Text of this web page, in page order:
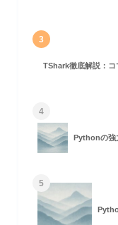
3
TShark徹底解説：コ
4
Pythonの強
5